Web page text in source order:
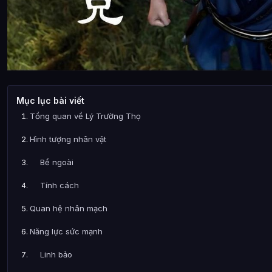
Mục lục bài viết
Tổng quan về Lý Trường Thọ
Hình tượng nhân vật
Bề ngoài
Tính cách
Quan hệ nhân mạch
Năng lực sức mạnh
Linh bảo